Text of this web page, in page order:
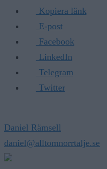
Kopiera länk
E-post
Facebook
LinkedIn
Telegram
Twitter
Daniel Rämsell
daniel@alltomnorrtalje.se